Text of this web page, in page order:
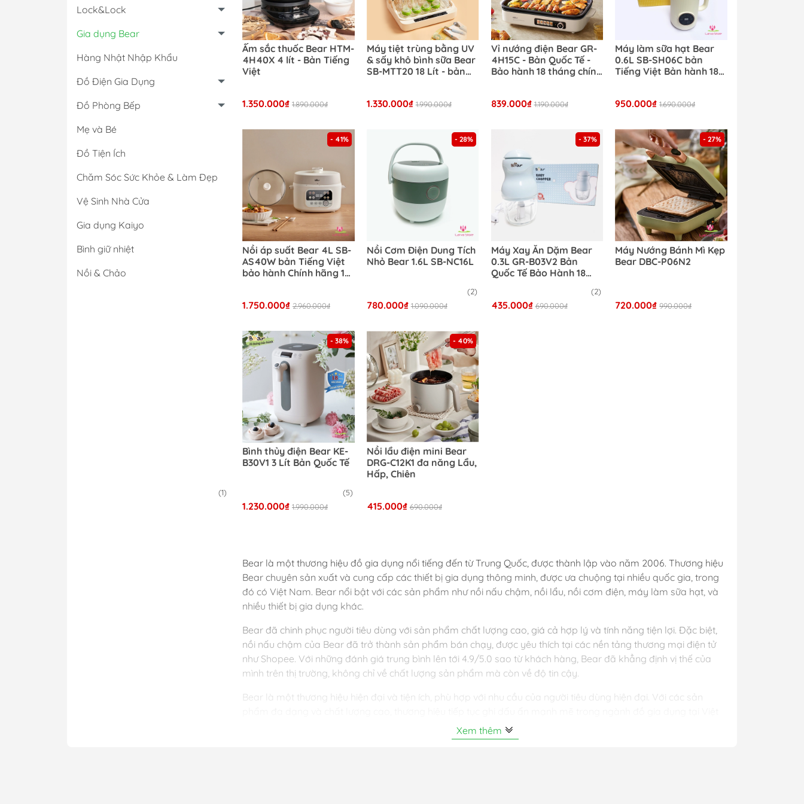
Thiết bị sưởi - Quạt
Thiết bị làm bánh
Nồi Nấu Chậm
Dụng cụ bếp
Ấm sắc thuốc Bear HTM-
4H40X 4 lít - Bản Tiếng
Việt
1.350.000₫ 1.890.000₫
Máy tiệt trùng bằng UV
& sấy khô bình sữa Bear
SB-MTT20 18 Lít - bản
1.330.000₫ 1.990.000₫
Vỉ nướng điện Bear GR-
4H15C - Bản Quốc Tế -
Bảo hành 18 tháng chính
839.000₫ 1.190.000₫
Máy làm sữa hạt Bear
0.6L SB-SH06C bản
Tiếng Việt Bản hành 18
950.000₫ 1.690.000₫
- 41%
Nồi áp suất Bear 4L SB-
AS40W bản Tiếng Việt
bảo hành Chính hãng 18
1.750.000₫ 2.960.000₫
- 28%
Nồi Cơm Điện Dung Tích
Nhỏ Bear 1.6L SB-NC16L
780.000₫ 1.090.000₫
- 37%
Máy Xay Ăn Dặm Bear
0.3L GR-B03V2 Bản
Quốc Tế Bảo Hành 18
(2)
435.000₫ 690.000₫
- 27%
Máy Nướng Bánh Mì Kẹp
Bear DBC-P06N2
(2)
720.000₫ 990.000₫
- 38%
Bình thủy điện Bear KE-
B30V1 3 Lít Bản Quốc Tế
(1)
1.230.000₫ 1.990.000₫
- 40%
Nồi lẩu điện mini Bear
DRG-C12K1 đa năng Lẩu,
Hấp, Chiên
(5)
415.000₫ 690.000₫
Bear là một thương hiệu đồ gia dụng nổi tiếng đến từ Trung Quốc, được thành lập vào năm 2006. Thương hiệu
Bear chuyên sản xuất và cung cấp các thiết bị gia dụng thông minh, được ưa chuộng tại nhiều quốc gia, trong
đó có Việt Nam. Bear nổi bật với các sản phẩm như nồi nấu chậm, nồi lẩu, nồi cơm điện, máy làm sữa hạt, và
nhiều thiết bị gia dụng khác.
Bear đã chinh phục người tiêu dùng với sản phẩm chất lượng cao, giá cả hợp lý và tính năng tiện lợi. Đặc biệt,
nồi nấu chậm của Bear đã trở thành sản phẩm bán chạy, được yêu thích tại các nền tảng thương mại điện tử
như Shopee. Với những đánh giá trung bình lên tới 4.9/5.0 sao từ khách hàng, Bear đã khẳng định vị thế của
mình trên thị trường, không chỉ về chất lượng sản phẩm mà còn về độ tin cậy.
Bear là một thương hiệu hiện đại và tiện ích, phù hợp với nhu cầu của người tiêu dùng hiện đại. Với các sản
Xem thêm
Lock&Lock
Gia dụng Bear
Hàng Nhật Nhập Khẩu
Đồ Điện Gia Dụng
Đồ Phòng Bếp
Mẹ và Bé
Đồ Tiện Ích
Chăm Sóc Sức Khỏe & Làm Đẹp
Vệ Sinh Nhà Cửa
Gia dụng Kaiyo
Bình giữ nhiệt
Nồi & Chảo